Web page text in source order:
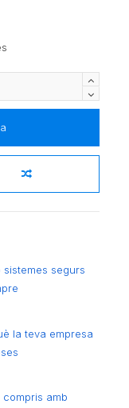
sistemes segurs
la teva empresa
amb